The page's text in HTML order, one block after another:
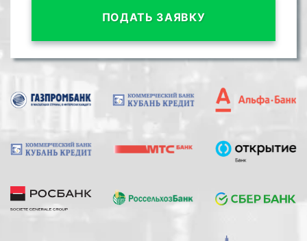
ПОДАТЬ ЗАЯВКУ